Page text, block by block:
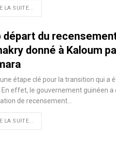
LA SUITE...
départ du
donné à Kaloum
une étape clé pour la transition qui a
En effet, le gouvernement guinéen
de recensement…
LA SUITE...